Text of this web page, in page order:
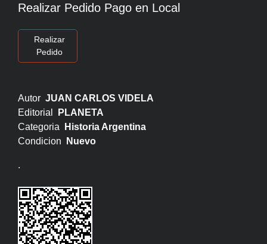
Realizar Pedido Pago en Local
Realizar
Pedido
Autor JUAN CARLOS VIDELA
Editorial
PLANETA
Categoria
Historia Argentina
Condicion
Nuevo
.